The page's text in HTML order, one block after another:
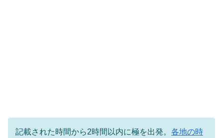
記載された時間から2時間以内に極を出発。 各地の時